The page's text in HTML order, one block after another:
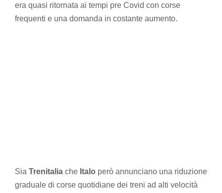
era quasi ritornata ai tempi pre Covid con corse
frequenti e una domanda in costante aumento.
Sia Trenitalia che Italo però annunciano una riduzione
graduale di corse quotidiane dei treni ad alti velocità